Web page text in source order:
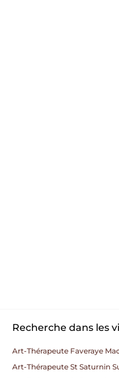
Recherche dans les
Art-Thérapeute Faveraye
Art-Thérapeute St Saturnin